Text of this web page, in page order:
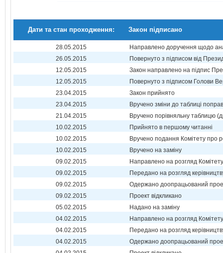
Дати та стан проходження: Закон підписано
28.05.2015
Направлено доручення щодо
26.05.2015
Повернуто з підписом від
12.05.2015
Закон направлено на підпис
12.05.2015
Повернуто з підписом Голови
23.04.2015
Закон прийнято
23.04.2015
Вручено зміни до таблиці
21.04.2015
Вручено порівняльну таблицю
10.02.2015
Прийнято в першому читанні
10.02.2015
Вручено подання Комітету про
10.02.2015
Вручено на заміну
09.02.2015
Направлено на розгляд Комітету
09.02.2015
Передано на розгляд
09.02.2015
Одержано доопрацьований
09.02.2015
Проект відкликано
05.02.2015
Надано на заміну
04.02.2015
Направлено на розгляд Комітету
04.02.2015
Передано на розгляд
04.02.2015
Одержано доопрацьований